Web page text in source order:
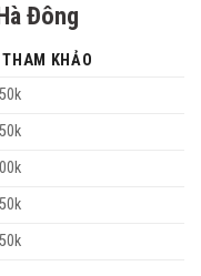
Đông
KHẢO